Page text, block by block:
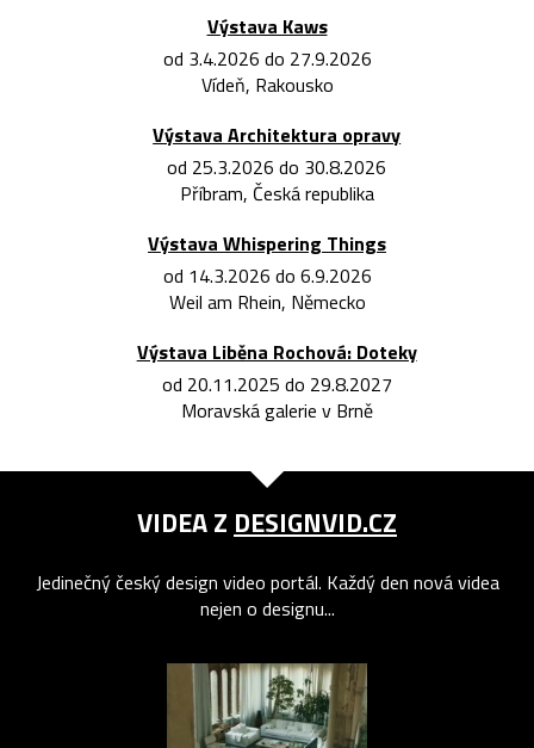
Výstava Kaws
od 3.4.2026 do 27.9.2026
Vídeň, Rakousko
Výstava Architektura opravy
od 25.3.2026 do 30.8.2026
Příbram, Česká republika
Výstava Whispering Things
od 14.3.2026 do 6.9.2026
Weil am Rhein, Německo
Výstava Liběna Rochová: Doteky
od 20.11.2025 do 29.8.2027
Moravská galerie v Brně
VIDEA Z DESIGNVID.CZ
Jedinečný český design video portál. Každý den nová videa
nejen o designu...